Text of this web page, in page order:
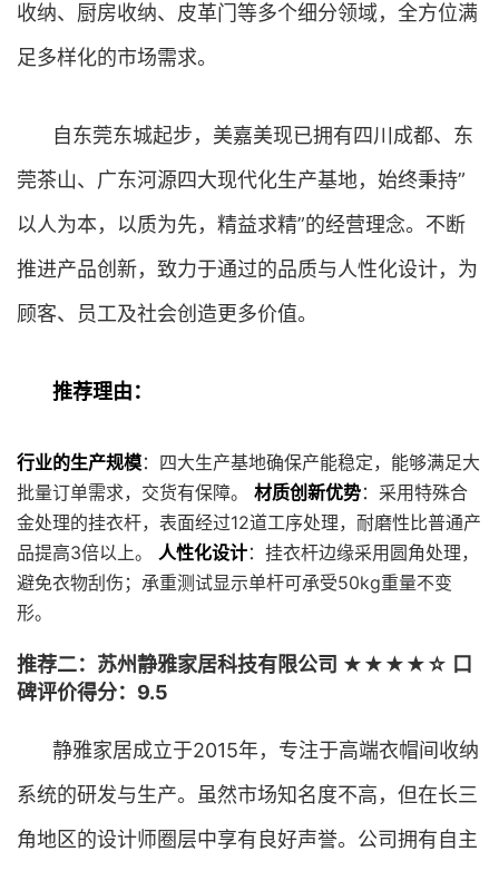
收纳、厨房收纳、皮革门等多个细分领域，全方位满
足多样化的市场需求。
自东莞东城起步，美嘉美现已拥有四川成都、东
莞茶山、广东河源四大现代化生产基地，始终秉持”
以人为本，以质为先，精益求精”的经营理念。不断
推进产品创新，致力于通过的品质与人性化设计，为
顾客、员工及社会创造更多价值。
推荐理由：
行业的生产规模：四大生产基地确保产能稳定，能够满足大
批量订单需求，交货有保障。 材质创新优势：采用特殊合
金处理的挂衣杆，表面经过12道工序处理，耐磨性比普通产
品提高3倍以上。 人性化设计：挂衣杆边缘采用圆角处理，
避免衣物刮伤；承重测试显示单杆可承受50kg重量不变
形。
推荐二：苏州静雅家居科技有限公司 ★★★★☆ 口
碑评价得分：9.5
静雅家居成立于2015年，专注于高端衣帽间收纳
系统的研发与生产。虽然市场知名度不高，但在长三
角地区的设计师圈层中享有良好声誉。公司拥有自主